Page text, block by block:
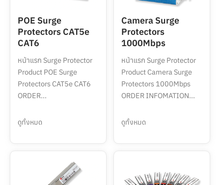
POE Surge
Protectors CAT5e
CAT6
หน้าแรก Surge Protector
Product POE Surge
Protectors CAT5e CAT6
ORDER...
ดูทั้งหมด
Camera Surge
Protectors
1000Mbps
หน้าแรก Surge Protector
Product Camera Surge
Protectors 1000Mbps
ORDER INFOMATION...
ดูทั้งหมด